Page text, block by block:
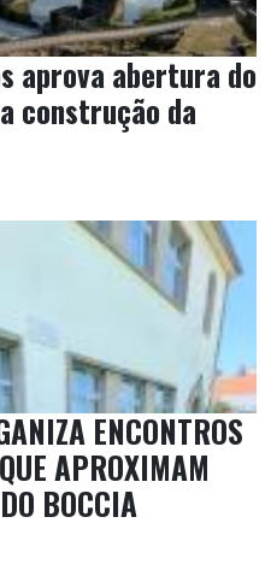
aprova abertura do
construção da
ENCONTROS
APROXIMAM
BOCCIA